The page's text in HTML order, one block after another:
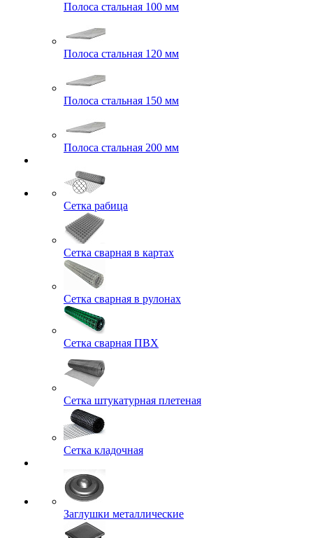
Полоса стальная 100 мм
Полоса стальная 120 мм
Полоса стальная 150 мм
Полоса стальная 200 мм
Сетка рабица
Сетка сварная в картах
Сетка сварная в рулонах
Сетка сварная ПВХ
Сетка штукатурная плетеная
Сетка кладочная
Заглушки металлические